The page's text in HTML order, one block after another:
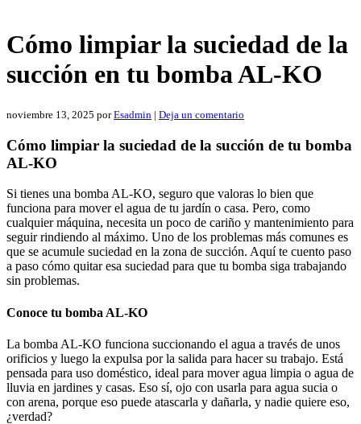
Cómo limpiar la suciedad de la
succión en tu bomba AL-KO
noviembre 13, 2025 porEsadmin | Deja un comentario
Cómo limpiar la suciedad de la succión de tu bomba
AL-KO
Si tienes una bomba AL-KO, seguro que valoras lo bien que
funciona para mover el agua de tu jardín o casa. Pero, como
cualquier máquina, necesita un poco de cariño y mantenimiento para
seguir rindiendo al máximo. Uno de los problemas más comunes es
que se acumule suciedad en la zona de succión. Aquí te cuento paso
a paso cómo quitar esa suciedad para que tu bomba siga trabajando
sin problemas.
Conoce tu bomba AL-KO
La bomba AL-KO funciona succionando el agua a través de unos
orificios y luego la expulsa por la salida para hacer su trabajo. Está
pensada para uso doméstico, ideal para mover agua limpia o agua de
lluvia en jardines y casas. Eso sí, ojo con usarla para agua sucia o
con arena, porque eso puede atascarla y dañarla, y nadie quiere eso,
¿verdad?